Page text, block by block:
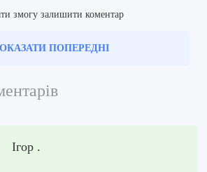
змогу залишити коментар
ПОПЕРЕДНІ
Ігор .